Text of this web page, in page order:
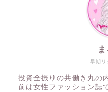
早期リ
投資全振りの共働き丸の
前は女性ファッション誌